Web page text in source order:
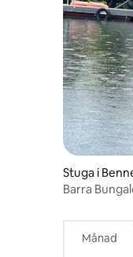
Stuga i
Barra
Månad